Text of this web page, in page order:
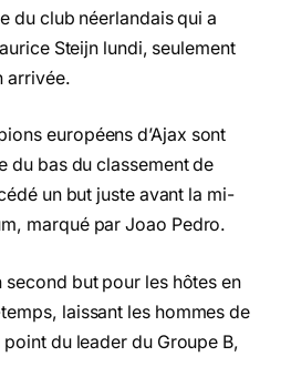
du club néerlandais qui a
Steijn lundi, seulement
arrivée.
européens d’Ajax sont
du bas du classement de
un but juste avant la mi-
marqué par Joao Pedro.
second but pour les hôtes en
laissant les hommes de
du leader du Groupe B,